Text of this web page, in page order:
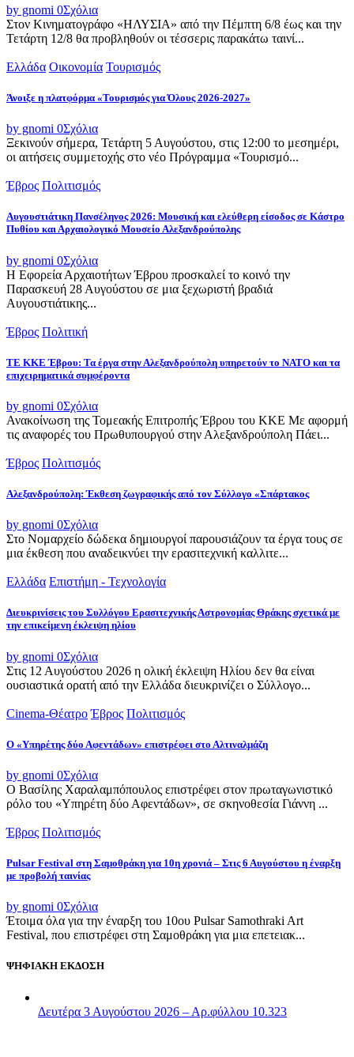
by gnomi 0Σχόλια
Στον Κινηματογράφο «ΗΛΥΣΙΑ» από την Πέμπτη 6/8 έως και την
Τετάρτη 12/8 θα προβληθούν οι τέσσερις παρακάτω ταινί...
Ελλάδα Οικονομία Τουρισμός
Άνοιξε η πλατφόρμα «Τουρισμός για Όλους 2026-2027»
by gnomi 0Σχόλια
Ξεκινούν σήμερα, Τετάρτη 5 Αυγούστου, στις 12:00 το μεσημέρι,
οι αιτήσεις συμμετοχής στο νέο Πρόγραμμα «Τουρισμό...
Έβρος Πολιτισμός
Αυγουστιάτικη Πανσέληνος 2026: Μουσική και ελεύθερη είσοδος σε Κάστρο
Πυθίου και Αρχαιολογικό Μουσείο Αλεξανδρούπολης
by gnomi 0Σχόλια
Η Εφορεία Αρχαιοτήτων Έβρου προσκαλεί το κοινό την
Παρασκευή 28 Αυγούστου σε μια ξεχωριστή βραδιά
Αυγουστιάτικης...
Έβρος Πολιτική
ΤΕ ΚΚΕ Έβρου: Τα έργα στην Αλεξανδρούπολη υπηρετούν το ΝΑΤΟ και τα
επιχειρηματικά συμφέροντα
by gnomi 0Σχόλια
Ανακοίνωση της Τομεακής Επιτροπής Έβρου του ΚΚΕ Με αφορμή
τις αναφορές του Πρωθυπουργού στην Αλεξανδρούπολη Πάει...
Έβρος Πολιτισμός
Αλεξανδρούπολη: Έκθεση ζωγραφικής από τον Σύλλογο «Σπάρτακος
by gnomi 0Σχόλια
Στο Νομαρχείο δώδεκα δημιουργοί παρουσιάζουν τα έργα τους σε
μια έκθεση που αναδεικνύει την ερασιτεχνική καλλιτε...
Ελλάδα Επιστήμη - Τεχνολογία
Διευκρινίσεις του Συλλόγου Ερασιτεχνικής Αστρονομίας Θράκης σχετικά με
την επικείμενη έκλειψη ηλίου
by gnomi 0Σχόλια
Στις 12 Αυγούστου 2026 η ολική έκλειψη Ηλίου δεν θα είναι
ουσιαστικά ορατή από την Ελλάδα διευκρινίζει ο Σύλλογο...
Cinema-Θέατρο Έβρος Πολιτισμός
Ο «Υπηρέτης δύο Αφεντάδων» επιστρέφει στο Αλτιναλμάζη
by gnomi 0Σχόλια
Ο Βασίλης Χαραλαμπόπουλος επιστρέφει στον πρωταγωνιστικό
ρόλο του «Υπηρέτη δύο Αφεντάδων», σε σκηνοθεσία Γιάννη ...
Έβρος Πολιτισμός
Pulsar Festival στη Σαμοθράκη για 10η χρονιά – Στις 6 Αυγούστου η έναρξη
με προβολή ταινίας
by gnomi 0Σχόλια
Έτοιμα όλα για την έναρξη του 10ου Pulsar Samothraki Art
Festival, που επιστρέφει στη Σαμοθράκη για μια επετειακ...
ΨΗΦΙΑΚΗ ΕΚΔΟΣΗ
Δευτέρα 3 Αυγούστου 2026 – Αρ.φύλλου 10.323